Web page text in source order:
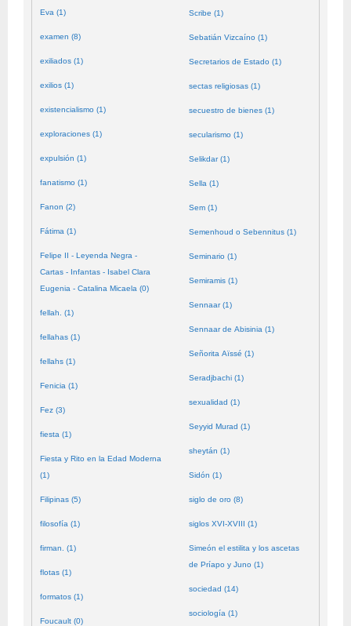
Eva (1)
examen (8)
exiliados (1)
exilios (1)
existencialismo (1)
exploraciones (1)
expulsión (1)
fanatismo (1)
Fanon (2)
Fátima (1)
Felipe II - Leyenda Negra -
Cartas - Infantas - Isabel Clara
Eugenia - Catalina Micaela (0)
fellah. (1)
fellahas (1)
fellahs (1)
Fenicia (1)
Fez (3)
fiesta (1)
Fiesta y Rito en la Edad Moderna
(1)
Filipinas (5)
filosofía (1)
firman. (1)
flotas (1)
formatos (1)
Foucault (0)
Scribe (1)
Sebatián Vizcaíno (1)
Secretarios de Estado (1)
sectas religiosas (1)
secuestro de bienes (1)
secularismo (1)
Selikdar (1)
Sella (1)
Sem (1)
Semenhoud o Sebennitus (1)
Seminario (1)
Semiramis (1)
Sennaar (1)
Sennaar de Abisinia (1)
Señorita Aïssé (1)
Seradjbachi (1)
sexualidad (1)
Seyyid Murad (1)
sheytán (1)
Sidón (1)
siglo de oro (8)
siglos XVI-XVIII (1)
Simeón el estilita y los ascetas
de Príapo y Juno (1)
sociedad (14)
sociología (1)